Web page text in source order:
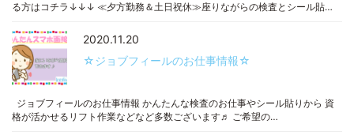
る方はコチラ↓↓↓ ≪夕方勤務＆土日祝休≫座りながらの検査とシール貼…
2020.11.20
☆ジョブフィールのお仕事情報☆
ジョブフィールのお仕事情報 かんたんな検査のお仕事やシール貼りから 資
格が活かせるリフト作業などなど多数ございます♬ ご希望の…